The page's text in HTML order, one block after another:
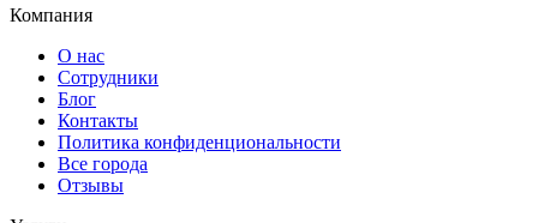
Компания
О нас
Сотрудники
Блог
Контакты
Политика конфиденциональности
Все города
Отзывы